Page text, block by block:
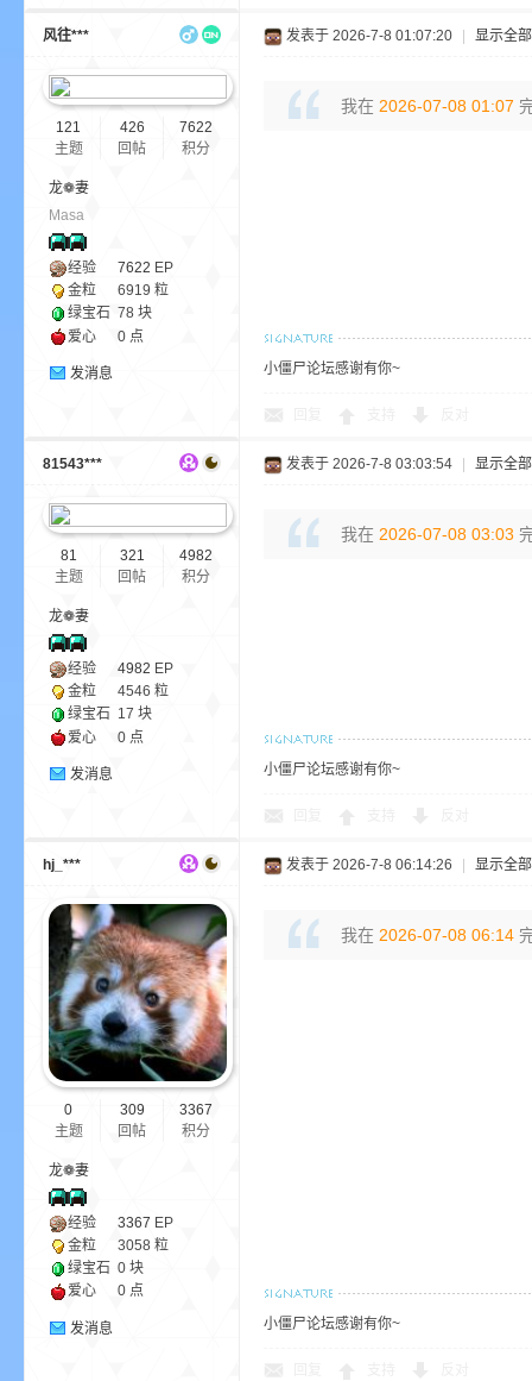
风往***
121
主题
426
回帖
7622
积分
龙❁妻
Masa
经验 7622 EP
金粒
6919 粒
绿宝石 78 块
爱心
0 点
发消息
发表于 2026-7-8 01:07:20 显示全
我在 2026-07-08 01:07
小僵尸论坛感谢有你~
81543***
81
主题
321
回帖
4982
积分
龙❁妻
经验 4982 EP
金粒
4546 粒
绿宝石 17 块
爱心
0 点
发消息
发表于 2026-7-8 03:03:54 显示全
我在 2026-07-08 03:03
小僵尸论坛感谢有你~
hj_***
0
主题
309
回帖
3367
积分
龙❁妻
经验 3367 EP
金粒
3058 粒
绿宝石 0 块
爱心
0 点
发消息
发表于 2026-7-8 06:14:26 显示全
我在 2026-07-08 06:14
小僵尸论坛感谢有你~